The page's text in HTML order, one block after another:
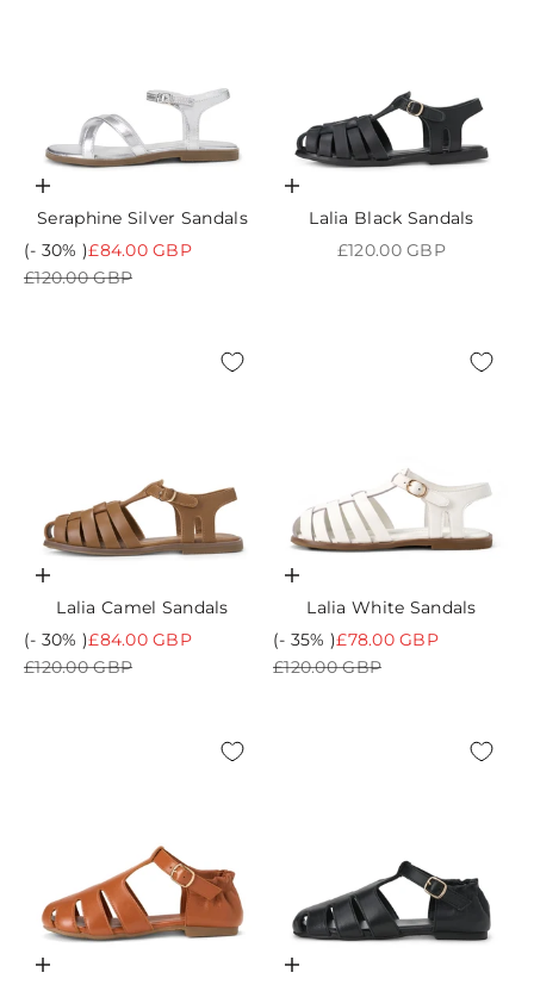
Choisir les options
Seraphine Silver Sandals
(- 30% )Prix de vente
£84.00 GBP
Prix normal
£120.00 GBP
Choisir les options
Lalia Black Sandals
Prix de vente
£120.00 GBP
Choisir les options
Lalia Camel Sandals
(- 30% )Prix de vente
£84.00 GBP
Prix normal
£120.00 GBP
Choisir les options
Lalia White Sandals
(- 35% )Prix de vente
£78.00 GBP
Prix normal
£120.00 GBP
Choisir les options
Choisir les options